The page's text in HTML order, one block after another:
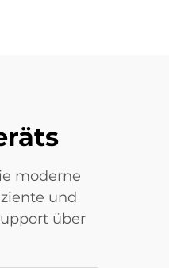
moderne
und
über